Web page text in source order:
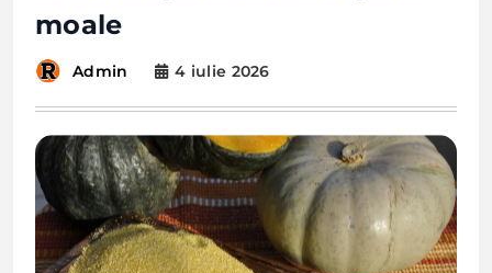
moale
Admin 4 iulie 2026